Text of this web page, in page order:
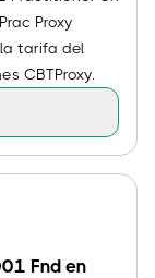
Proxy
tarifa del
CBTProxy.
Fnd en